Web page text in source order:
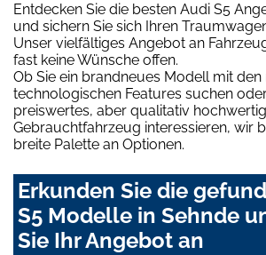
Entdecken Sie die besten Audi S5
und sichern Sie sich Ihren
Unser vielfältiges Angebot an
fast keine Wünsche offen.
Ob Sie ein brandneues Modell mit den
technologischen Features suchen
preiswertes, aber qualitativ
Gebrauchtfahrzeug interessieren, wir
breite Palette an Optionen.
Erkunden Sie die
S5 Modelle in Sehnde
Sie Ihr Angebot an